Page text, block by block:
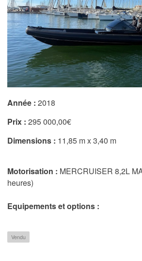
Année : 2018
Prix : 295 000,00€
Dimensions : 11,85 m x 3,40 m
Motorisation : MERCRUISER 8,2L
heures)
Equipements et options :
Vendu